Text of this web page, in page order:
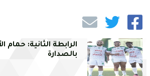
الرابطة الثانية:
بالصدارة